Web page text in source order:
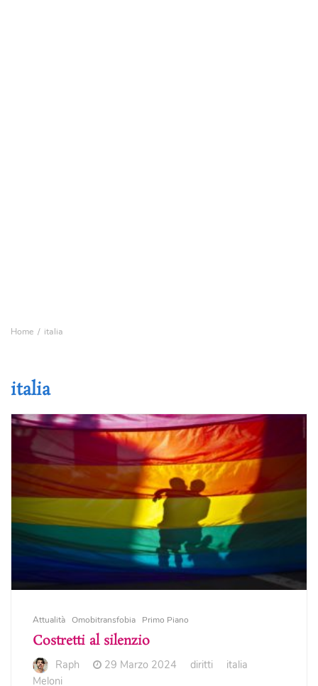
Home italia
italia
Attualità Omobitransfobia Primo Piano
Costretti al silenzio
Raph 29 Marzo 2024 diritti
italia
Meloni